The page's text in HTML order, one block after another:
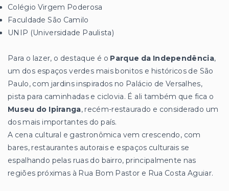
Colégio Virgem Poderosa
Faculdade São Camilo
UNIP (Universidade Paulista)
Para o lazer, o destaque é o Parque da Independência,
um dos espaços verdes mais bonitos e históricos de São
Paulo, com jardins inspirados no Palácio de Versalhes,
pista para caminhadas e ciclovia. É ali também que fica o
Museu do Ipiranga, recém-restaurado e considerado um
dos mais importantes do país.
A cena cultural e gastronômica vem crescendo, com
bares, restaurantes autorais e espaços culturais se
espalhando pelas ruas do bairro, principalmente nas
regiões próximas à Rua Bom Pastor e Rua Costa Aguiar.